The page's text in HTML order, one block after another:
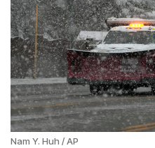
Nam Y. Huh / AP